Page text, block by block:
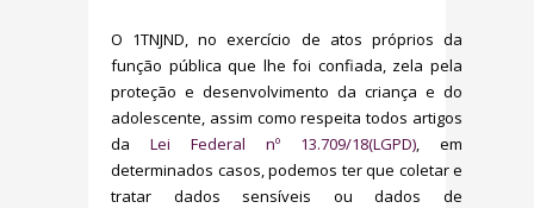
O 1TNJND, no exercício de atos próprios da
função pública que lhe foi confiada, zela pela
proteção e desenvolvimento da criança e do
adolescente, assim como respeita todos artigos
da Lei Federal nº 13.709/18(LGPD), em
determinados casos, podemos ter que coletar e
tratar dados sensíveis ou dados de